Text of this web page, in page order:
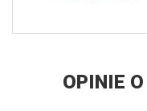
OPINIE